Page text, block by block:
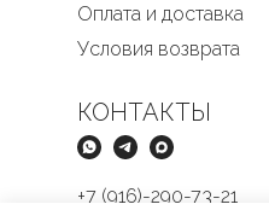
Оплата и доставка
Условия возврата
КОНТАКТЫ
+7 (916)-290-73-21